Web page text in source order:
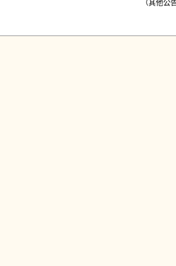
（其他公